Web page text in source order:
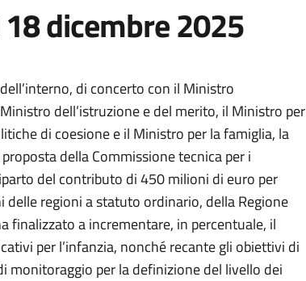
dicembre 2025
di concerto con il Ministro
dell’istruzione e del merito, il Ministro per
di coesione e il Ministro per la famiglia, la
della Commissione tecnica per i
del contributo di 450 milioni di euro per
delle regioni a statuto ordinario, della Regione
finalizzato a incrementare, in percentuale, il
per l’infanzia, nonché recante gli obiettivi di
monitoraggio per la definizione del livello dei